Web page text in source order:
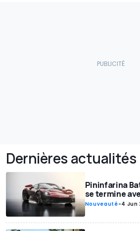
Dernières actualités
Pininfarina
se termine
Nouveauté-4 Jun